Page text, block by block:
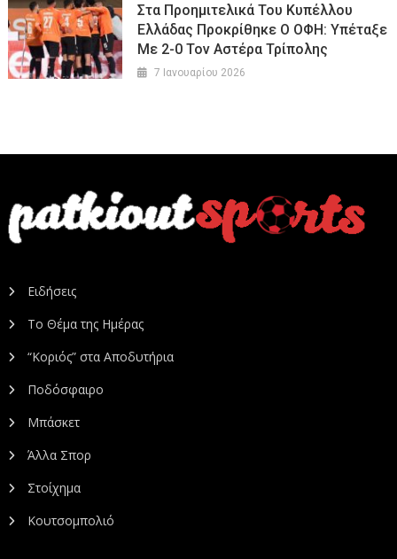
Στα Προημιτελικά Του Κυπέλλου
Ελλάδας Προκρίθηκε Ο ΟΦΗ: Υπέταξε
Με 2-0 Τον Αστέρα Τρίπολης
7 Ιανουαρίου 2026
Ειδήσεις
Το Θέμα της Ημέρας
“Κοριός” στα Αποδυτήρια
Ποδόσφαιρο
Μπάσκετ
Άλλα Σπορ
Στοίχημα
Κουτσομπολιό